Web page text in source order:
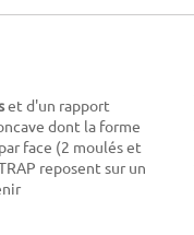
et d'un rapport
dont la forme
face (2 moulés et
reposent sur un